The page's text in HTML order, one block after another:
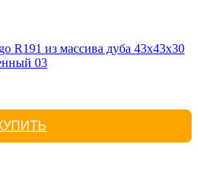
R191 из массива дуба 43х43х30
03